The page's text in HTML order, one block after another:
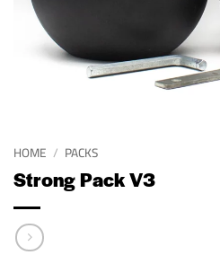
HOME / PACKS
Strong Pack V3